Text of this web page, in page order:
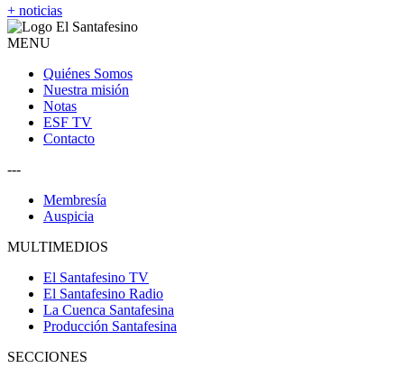
+ noticias
MENU
Quiénes Somos
Nuestra misión
Notas
ESF TV
Contacto
---
Membresía
Auspicia
MULTIMEDIOS
El Santafesino TV
El Santafesino Radio
La Cuenca Santafesina
Producción Santafesina
SECCIONES